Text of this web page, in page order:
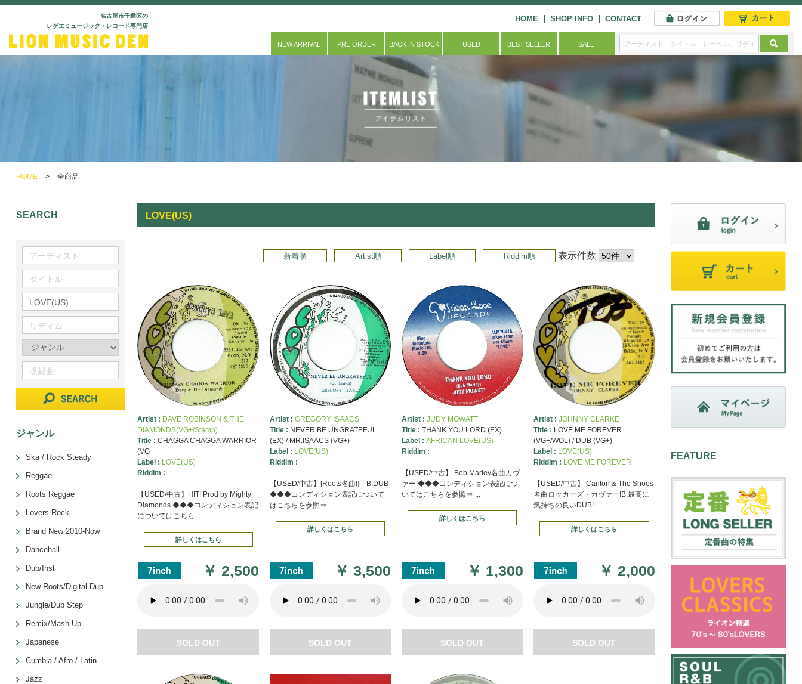
名古屋市千種区の
レゲエミュージック・レコード専門店
HOME SHOP INFO CONTACT
NEW ARRIVAL PRE ORDER BACK IN STOCK USED BEST SELLER SALE
HOME > 全商品
LOVE(US)
新着順 Artist順 Label順 Riddim順 表示件数
Artist : DAVE ROBINSON & THE
DIAMONDS(VG+/Stamp)
Title :CHAGGA CHAGGA WARRIOR
(VG+
Label : LOVE(US)
Riddim :
【USED/中古】HIT! Prod by Mighty
Diamonds ◆◆◆コンディション表記
についてはこちら ...
詳しくはこちら
￥2,500
SOLD OUT
Artist : GREGORY ISAACS
Title : NEVER BE UNGRATEFUL
(EX) / MR.ISAACS (VG+)
Label : LOVE(US)
Riddim :
【USED/中古】[Roots名曲!] B:DUB
◆◆◆コンディション表記について
はこちらを参照⇒ ...
詳しくはこちら
￥3,500
SOLD OUT
Artist : JUDY MOWATT
Title : THANK YOU LORD (EX)
Label : AFRICAN LOVE(US)
Riddim :
【USED/中古】 Bob Marley名曲カヴ
ァー!◆◆◆コンディション表記につ
いてはこちらを参照⇒ ...
詳しくはこちら
￥ 1,300
SOLD OUT
Artist : JOHNNY CLARKE
Title : LOVE ME FOREVER
(VG+/WOL) / DUB (VG+)
Label : LOVE(US)
Riddim : LOVE ME FOREVER
【USED/中古】 Carlton & The Shoes
名曲ロッカーズ・カヴァー!B:最高に
気持ちの良いDUB! ...
詳しくはこちら
￥ 2,000
SOLD OUT
SEARCH
ジャンル
Ska / Rock Steady
Reggae
Roots Reggae
Lovers Rock
Brand New 2010-Now
Dancehall
Dub/Inst
New Roots/Digital Dub
Jungle/Dub Step
Remix/Mash Up
Japanese
Cumbia / Afro / Latin
Jazz
FEATURE